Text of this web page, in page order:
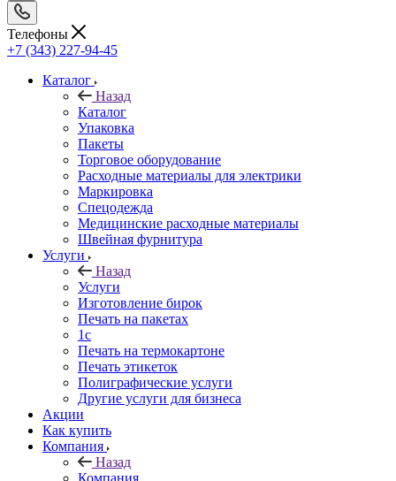
Телефоны
+7 (343) 227-94-45
Каталог
Назад
Каталог
Упаковка
Пакеты
Торговое оборудование
Расходные материалы для электрики
Маркировка
Спецодежда
Медицинские расходные материалы
Швейная фурнитура
Услуги
Назад
Услуги
Изготовление бирок
Печать на пакетах
1c
Печать на термокартоне
Печать этикеток
Полиграфические услуги
Другие услуги для бизнеса
Акции
Как купить
Компания
Назад
Компания